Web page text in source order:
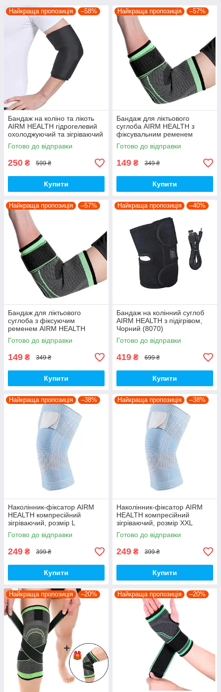
Найкраща пропозиція –58%
Бандаж на коліно та лікоть
AIRM HEALTH гідрогелевий
охолоджуючий та зігріваючий
(9177)
Готово до відправки
250 ₴ 599 ₴
Купити
Найкраща пропозиція –57%
Бандаж для ліктьового
суглоба AIRM HEALTH з
фіксувальним ременем
(7986)
Готово до відправки
149 ₴ 349 ₴
Купити
Найкраща пропозиція –57%
Бандаж для ліктьового
суглоба з фіксуючим
ременем AIRM HEALTH
(7986)
Готово до відправки
149 ₴ 349 ₴
Купити
Найкраща пропозиція –40%
Бандаж на колінний суглоб
AIRM HEALTH з підігрівом,
Чорний (8070)
Готово до відправки
419 ₴ 699 ₴
Купити
Найкраща пропозиція –38%
Наколінник-фіксатор AIRM
HEALTH компресійний
зігріваючий, розмір L
(84740002)
Готово до відправки
249 ₴ 399 ₴
Купити
Найкраща пропозиція –38%
Наколінник-фіксатор AIRM
HEALTH компресійний
зігріваючий, розмір XXL
(84740003)
Готово до відправки
249 ₴ 399 ₴
Купити
Найкраща пропозиція –20% Найкраща пропозиція –20%